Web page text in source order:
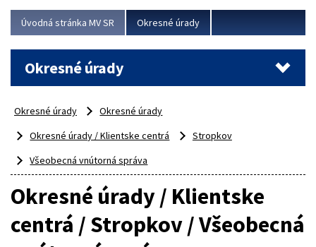
Viac
Úvodná stránka MV SR Okresné úrady
Okresné úrady
Okresné úrady
Okresné úrady
Okresné úrady / Klientske centrá
Stropkov
Všeobecná vnútorná správa
Okresné úrady / Klientske
centrá / Stropkov / Všeobecná